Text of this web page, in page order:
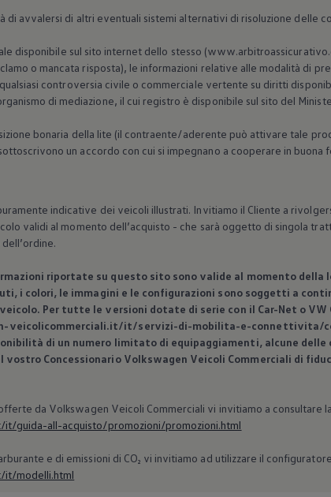
di avvalersi di altri eventuali sistemi alternativi di risoluzione delle
disponibile sul sito internet dello stesso
o mancata risposta), le informazioni relative alle modalità di
controversia civile o commerciale vertente su diritti
di mediazione, il cui registro è disponibile sul sito del
bonaria della lite (il contraente/aderente può attivare tale
un accordo con cui si impegnano a cooperare in
indicative dei veicoli illustrati. Invitiamo il Cliente a
validi al momento dell’acquisto - che sarà oggetto di singola
riportate su questo sito sono valide al momento
i colori, le immagini e le configurazioni sono soggetti a
Per tutte le versioni dotate di serie con il Car-Net o
veicolicommerciali.it/it/servizi-di-mobilita-e-
di un numero limitato di equipaggiamenti, alcune
vostro Concessionario Volkswagen Veicoli Commerciali di
da Volkswagen Veicoli Commerciali vi invitiamo a consultare
guida-all-acquisto/promozioni/promozioni.html
e di emissioni di CO₂ vi invitiamo ad utilizzare il
it/modelli.html